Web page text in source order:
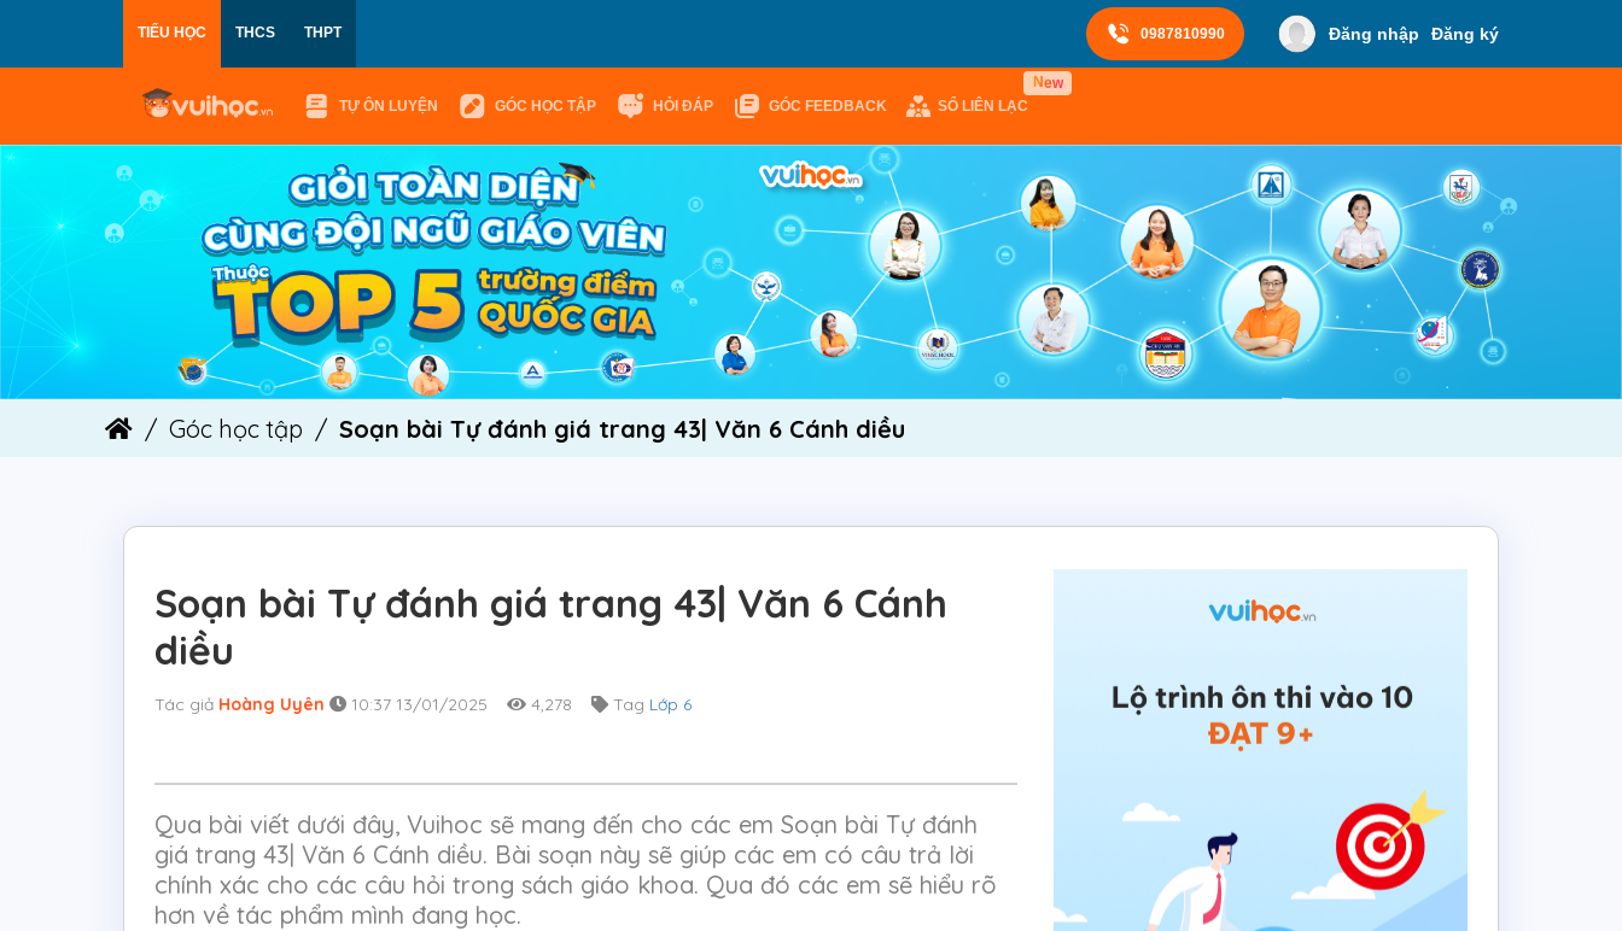
TIỂU HỌC THCS THPT 0987810990 Đăng nhập Đăng ký
TỰ ÔN LUYỆN GÓC HỌC TẬP HỎI ĐÁP GÓC FEEDBACK SỔ LIÊN LẠC
New
Góc học tập Soạn bài Tự đánh giá trang 43| Văn 6 Cánh diều
Soạn bài Tự đánh giá trang 43| Văn 6 Cánh
diều
Tác giả Hoàng Uyên 10:37 13/01/2025 4,278 Tag Lớp 6
Qua bài viết dưới đây, Vuihoc sẽ mang đến cho các em Soạn bài Tự đánh
giá trang 43| Văn 6 Cánh diều. Bài soạn này sẽ giúp các em có câu trả lời
chính xác cho các câu hỏi trong sách giáo khoa. Qua đó các em sẽ hiểu rõ
hơn về tác phẩm mình đang học.